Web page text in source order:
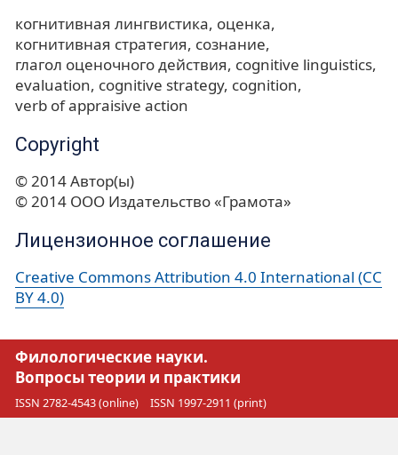
когнитивная лингвистика оценка
когнитивная стратегия сознание
глагол оценочного действия cognitive linguistics
evaluation cognitive strategy cognition
verb of appraisive action
Copyright
© 2014 Автор(ы)
© 2014 ООО Издательство «Грамота»
Лицензионное соглашение
Creative Commons Attribution 4.0 International (CC
BY 4.0)
Филологические науки.
Вопросы теории и практики
ISSN 2782-4543 (online) ISSN 1997-2911 (print)